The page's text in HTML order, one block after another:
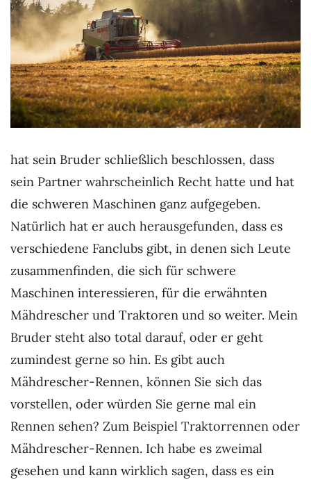
hat sein Bruder schließlich beschlossen, dass
sein Partner wahrscheinlich Recht hatte und hat
die schweren Maschinen ganz aufgegeben.
Natürlich hat er auch herausgefunden, dass es
verschiedene Fanclubs gibt, in denen sich Leute
zusammenfinden, die sich für schwere
Maschinen interessieren, für die erwähnten
Mähdrescher und Traktoren und so weiter. Mein
Bruder steht also total darauf, oder er geht
zumindest gerne so hin. Es gibt auch
Mähdrescher-Rennen, können Sie sich das
vorstellen, oder würden Sie gerne mal ein
Rennen sehen? Zum Beispiel Traktorrennen oder
Mähdrescher-Rennen. Ich habe es zweimal
gesehen und kann wirklich sagen, dass es ein